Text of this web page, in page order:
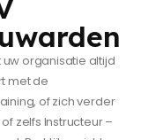
organisatie altijd
met de
of zich verder
zelfs Instructeur –